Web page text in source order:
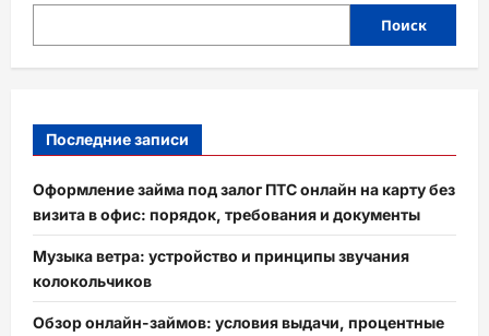
Поиск
Последние записи
Оформление займа под залог ПТС онлайн на карту без
визита в офис: порядок, требования и документы
Музыка ветра: устройство и принципы звучания
колокольчиков
Обзор онлайн-займов: условия выдачи, процентные